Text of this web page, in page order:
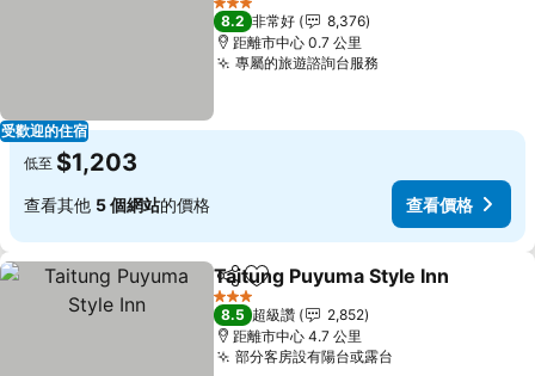
受歡迎的住宿
3 星級
8.2 非常好
8,376
距離市中心 0.7 公里
專屬的旅遊諮詢台服務
低至 $1,203
查看其他 5 個網站的價格 查看價格
分享 加入我的最愛
Taitung Puyuma Style Inn
3 星級
8.5 超級讚
2,852
距離市中心 4.7 公里
部分客房設有陽台或露台